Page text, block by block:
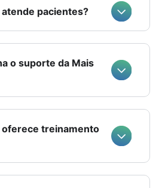
pacientes?
o suporte da Mais
oferece treinamento